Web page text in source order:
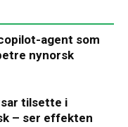
agent som
nynorsk
tilsette i
– ser effekten